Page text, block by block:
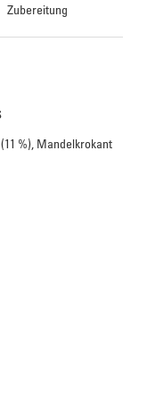
Zubereitung
%), Mandelkrokant